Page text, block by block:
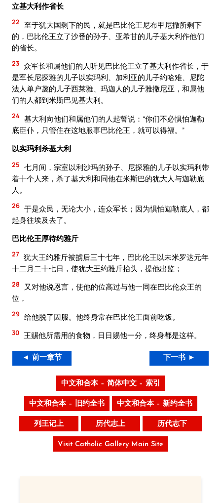
立基大利作省长
22 至于犹大国剩下的民，就是巴比伦王尼布甲尼撒所剩下
的，巴比伦王立了沙番的孙子、亚希甘的儿子基大利作他们
的省长。
23 众军长和属他们的人听见巴比伦王立了基大利作省长，于
是军长尼探雅的儿子以实玛利、加利亚的儿子约哈难、尼陀
法人单户蔑的儿子西莱雅、玛迦人的儿子雅撒尼亚，和属他
们的人都到米斯巴见基大利。
24 基大利向他们和属他们的人起誓说：“你们不必惧怕迦勒
底臣仆，只管住在这地服事巴比伦王，就可以得福。”
以实玛利杀基大利
25 七月间，宗室以利沙玛的孙子、尼探雅的儿子以实玛利带
着十个人来，杀了基大利和同他在米斯巴的犹大人与迦勒底
人。
26 于是众民，无论大小，连众军长；因为惧怕迦勒底人，都
起身往埃及去了。
巴比伦王厚待约雅斤
27 犹大王约雅斤被掳后三十七年，巴比伦王以未米罗达元年
十二月二十七日，使犹大王约雅斤抬头，提他出监；
28
又对他说恩言，使他的位高过与他一同在巴比伦众王的
位，
29 给他脱了囚服。他终身常在巴比伦王面前吃饭。
30 王赐他所需用的食物，日日赐他一分，终身都是这样。
◄ 前一章节 下一书 ►
中文和合本 – 简体中文 – 索引
中文和合本 – 旧约全书 中文和合本 – 新约全书
列王记上 历代志上 历代志下
Visit Catholic Gallery Main Site